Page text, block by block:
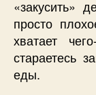
«закусить»
просто
хватает
стараетесь
еды.